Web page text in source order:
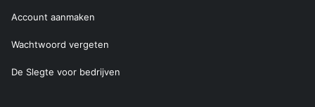
Account aanmaken
Wachtwoord vergeten
De Slegte voor bedrijven